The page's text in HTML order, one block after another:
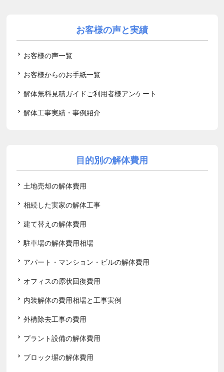
お客様の声と実績
お客様の声一覧
お客様からのお手紙一覧
解体無料見積ガイドご利用者様アンケート
解体工事実績・事例紹介
目的別の解体費用
土地売却の解体費用
相続した実家の解体工事
建て替えの解体費用
駐車場の解体費用相場
アパート・マンション・ビルの解体費用
オフィスの原状回復費用
内装解体の費用相場と工事実例
外構除去工事の費用
プラント設備の解体費用
ブロック塀の解体費用